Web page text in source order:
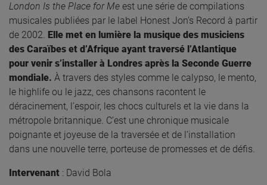
London Is the Place for Me est une série de compilations
musicales publiées par le label Honest Jon’s Record à partir
de 2002. Elle met en lumière la musique des musiciens
des Caraïbes et d’Afrique ayant traversé l’Atlantique
pour venir s’installer à Londres après la Seconde Guerre
mondiale. À travers des styles comme le calypso, le mento,
le highlife ou le jazz, ces chansons racontent le
déracinement, l’espoir, les chocs culturels et la vie dans la
métropole britannique. C’est une chronique musicale
poignante et joyeuse de la traversée et de l’installation
dans une nouvelle terre, porteuse de promesses et de défis.
Intervenant : David Bola